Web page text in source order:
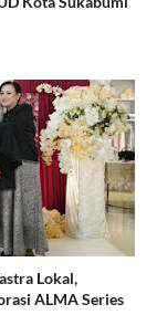
Lokal,
ALMA Series